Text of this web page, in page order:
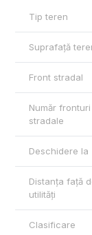
păsărilor și
dimineață în
muntelui și la
inspirație.
și o atmosferă
locul perfect
de doar 6 EUR/
Nu lăsați să
rai în zona
Tip teren
Suprafață
Front stradal
Număr fronturi
stradale
Deschidere la
Distanța față
utilități
Clasificare